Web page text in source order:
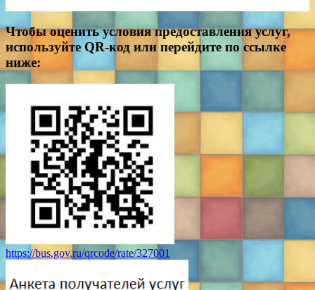
Чтобы оценить условия предоставления услуг,
используйте QR-код или перейдите по ссылке
ниже:
https://bus.gov.ru/qrcode/rate/327001